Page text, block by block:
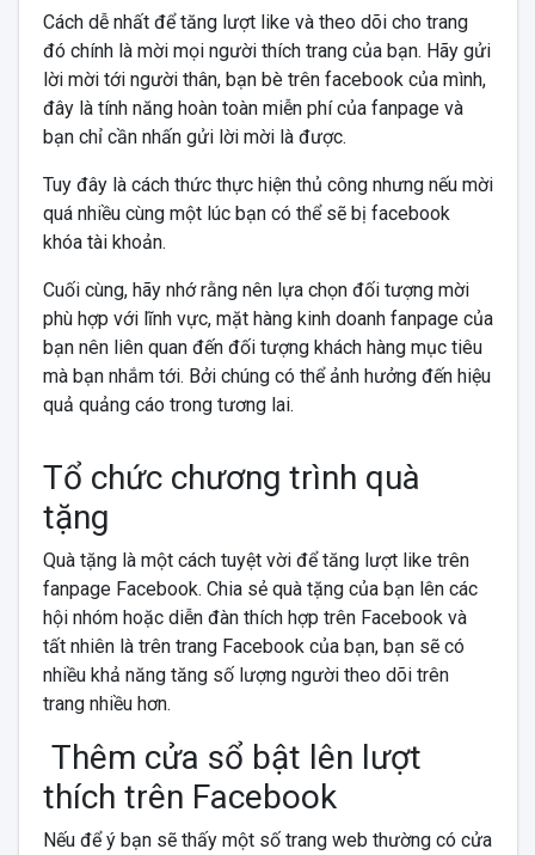
Cách dễ nhất để tăng lượt like và theo dõi cho trang
đó chính là mời mọi người thích trang của bạn. Hãy gửi
lời mời tới người thân, bạn bè trên facebook của mình,
đây là tính năng hoàn toàn miễn phí của fanpage và
bạn chỉ cần nhấn gửi lời mời là được.
Tuy đây là cách thức thực hiện thủ công nhưng nếu mời
quá nhiều cùng một lúc bạn có thể sẽ bị facebook
khóa tài khoản.
Cuối cùng, hãy nhớ rằng nên lựa chọn đối tượng mời
phù hợp với lĩnh vực, mặt hàng kinh doanh fanpage của
bạn nên liên quan đến đối tượng khách hàng mục tiêu
mà bạn nhắm tới. Bởi chúng có thể ảnh hưởng đến hiệu
quả quảng cáo trong tương lai.
Tổ chức chương trình quà
tặng
Quà tặng là một cách tuyệt vời để tăng lượt like trên
fanpage Facebook. Chia sẻ quà tặng của bạn lên các
hội nhóm hoặc diễn đàn thích hợp trên Facebook và
tất nhiên là trên trang Facebook của bạn, bạn sẽ có
nhiều khả năng tăng số lượng người theo dõi trên
trang nhiều hơn.
Thêm cửa sổ bật lên lượt
thích trên Facebook
Nếu để ý bạn sẽ thấy một số trang web thường có cửa